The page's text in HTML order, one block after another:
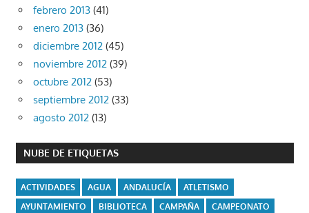
febrero 2013 (41)
enero 2013 (36)
diciembre 2012 (45)
noviembre 2012 (39)
octubre 2012 (53)
septiembre 2012 (33)
agosto 2012 (13)
NUBE DE ETIQUETAS
ACTIVIDADES AGUA ANDALUCÍA
ATLETISMO
AYUNTAMIENTO
BIBLIOTECA CAMPAÑA
CAMPEONATO